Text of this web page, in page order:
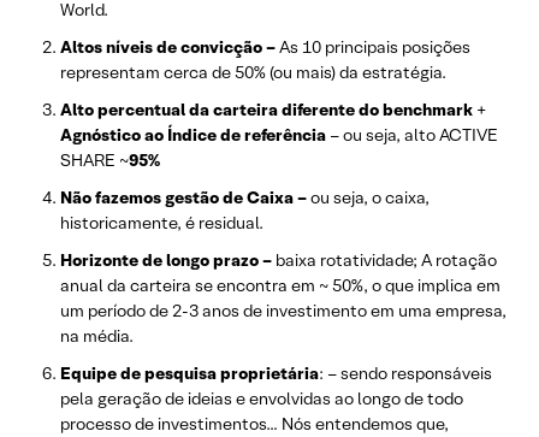
World.
Altos níveis de convicção –As 10 principais posições
representam cerca de 50% (ou mais) da estratégia.
Alto percentual da carteira diferente do benchmark +
Agnóstico ao Índice de referência – ou seja, alto ACTIVE
SHARE ~95%
Não fazemos gestão de Caixa –ou seja, o caixa,
historicamente, é residual.
Horizonte de longo prazo – baixa rotatividade; A rotação
anual da carteira se encontra em ~ 50%, o que implica em
um período de 2-3 anos de investimento em uma empresa,
na média.
Equipe de pesquisa proprietária: – sendo responsáveis
pela geração de ideias e envolvidas ao longo de todo
processo de investimentos… Nós entendemos que,